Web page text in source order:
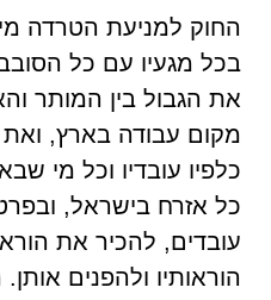
החוק למניעת הטרדה
בכל מגעיו עם כל
את הגבול בין המותר
מקום עבודה בארץ, ואת
כלפיו עובדיו וכל מי
כל אזרח בישראל,
עובדים, להכיר את
הוראותיו ולהפנים